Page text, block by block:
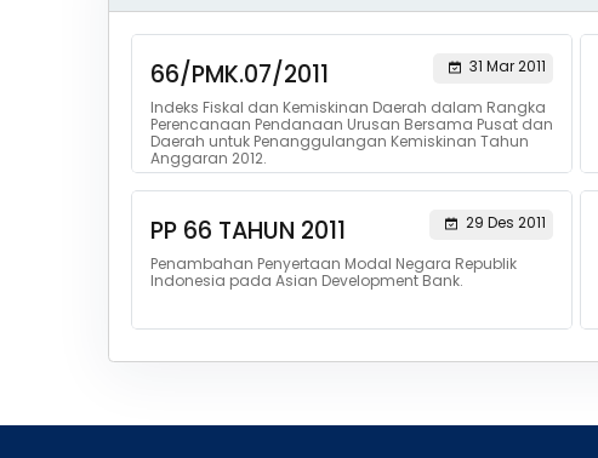
66/PMK.07/2011
31 Mar 2011
Indeks Fiskal dan Kemiskinan Daerah dalam Rangka
Perencanaan Pendanaan Urusan Bersama Pusat dan
Daerah untuk Penanggulangan Kemiskinan Tahun
Anggaran 2012.
PP 66 TAHUN 2011
29 Des 2011
Penambahan Penyertaan Modal Negara Republik
Indonesia pada Asian Development Bank.